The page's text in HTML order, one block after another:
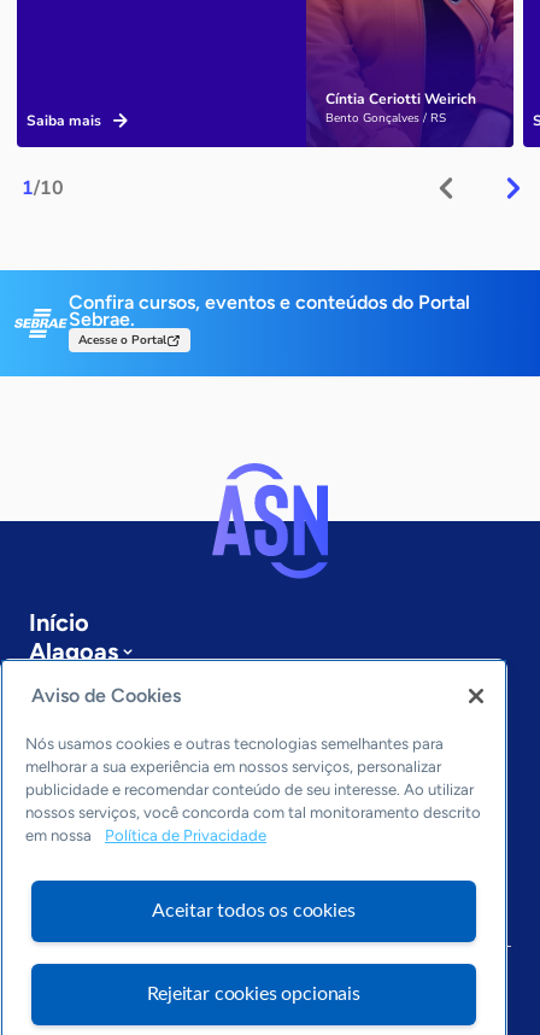
1/10
Cíntia Ceriotti Weirich
Bento Gonçalves / RS
Saiba mais
Confira cursos, eventos e conteúdos do Portal
Sebrae.
Acesse o Portal
Início
Alagoas
Sobre a ASN
Últimas notícias
Entre em contato
Editorias
Economia & Política
Inovação & Tecnologia
Cultura empreendedora
Arquivo
Aviso de Cookies
Nós usamos cookies e outras tecnologias semelhantes para
melhorar a sua experiência em nossos serviços, personalizar
publicidade e recomendar conteúdo de seu interesse. Ao utilizar
nossos serviços, você concorda com tal monitoramento descrito
em nossa
Política de Privacidade
Aceitar todos os cookies
Rejeitar cookies opcionais